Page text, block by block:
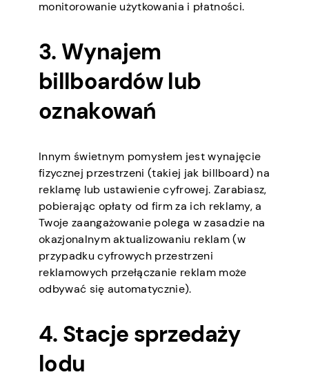
monitorowanie użytkowania i płatności.
3. Wynajem
billboardów lub
oznakowań
Innym świetnym pomysłem jest wynajęcie
fizycznej przestrzeni (takiej jak billboard) na
reklamę lub ustawienie cyfrowej. Zarabiasz,
pobierając opłaty od firm za ich reklamy, a
Twoje zaangażowanie polega w zasadzie na
okazjonalnym aktualizowaniu reklam (w
przypadku cyfrowych przestrzeni
reklamowych przełączanie reklam może
odbywać się automatycznie).
4. Stacje sprzedaży
lodu